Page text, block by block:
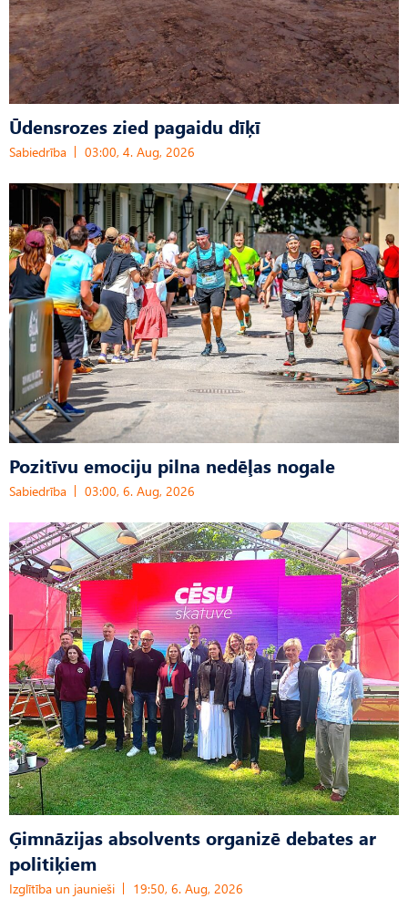
Ūdensrozes zied pagaidu dīķī
Sabiedrība 03:00, 4. Aug, 2026
Pozitīvu emociju pilna nedēļas nogale
Sabiedrība 03:00, 6. Aug, 2026
Ģimnāzijas absolvents organizē debates ar
politiķiem
Izglītība un jaunieši 19:50, 6. Aug, 2026